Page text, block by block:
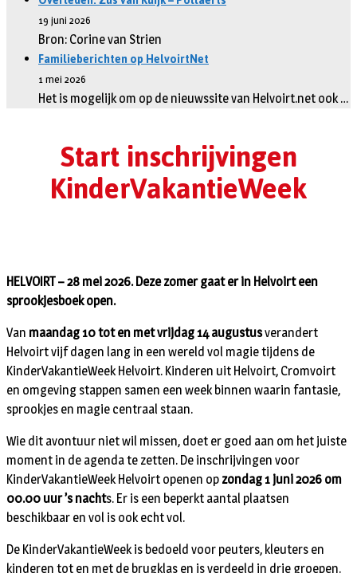
19 juni 2026
Bron: Corine van Strien
Familieberichten op HelvoirtNet
1 mei 2026
Het is mogelijk om op de nieuwssite van Helvoirt.net ook …
Start inschrijvingen
KinderVakantieWeek
HELVOIRT – 28 mei 2026. Deze zomer gaat er in Helvoirt een
sprookjesboek open.
Van maandag 10 tot en met vrijdag 14 augustusverandert
Helvoirt vijf dagen lang in een wereld vol magie tijdens de
KinderVakantieWeek Helvoirt. Kinderen uit Helvoirt, Cromvoirt
en omgeving stappen samen een week binnen waarin fantasie,
sprookjes en magie centraal staan.
Wie dit avontuur niet wil missen, doet er goed aan om het juiste
moment in de agenda te zetten. De inschrijvingen voor
KinderVakantieWeek Helvoirt openen op zondag 1 juni 2026 om
00.00 uur ’s nachts. Er is een beperkt aantal plaatsen
beschikbaar en vol is ook echt vol.
De KinderVakantieWeek is bedoeld voor peuters, kleuters en
kinderen tot en met de brugklas en is verdeeld in drie groepen.